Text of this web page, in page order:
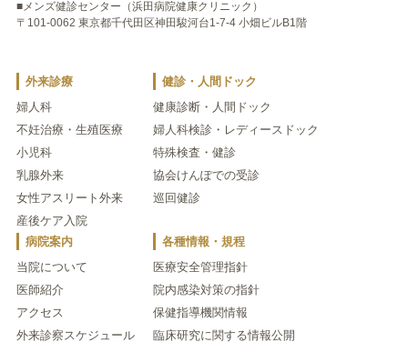
■メンズ健診センター（浜田病院健康クリニック）
〒101-0062 東京都千代田区神田駿河台1-7-4 小畑ビルB1階
外来診療
婦人科
不妊治療・生殖医療
小児科
乳腺外来
女性アスリート外来
産後ケア入院
健診・人間ドック
健康診断・人間ドック
婦人科検診・レディースドック
特殊検査・健診
協会けんぽでの受診
巡回健診
病院案内
当院について
医師紹介
アクセス
外来診察スケジュール
各種情報・規程
医療安全管理指針
院内感染対策の指針
保健指導機関情報
臨床研究に関する情報公開